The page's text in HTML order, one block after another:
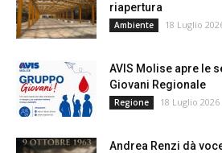
riapertura
Ambiente 18 Luglio
AVIS Molise apre le
Giovani Regionale
Regione 18 Luglio 2026
Andrea Renzi dà